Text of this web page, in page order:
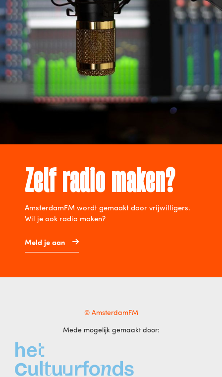
Zelf radio maken?
AmsterdamFM wordt gemaakt door vrijwilligers.
Wil je ook radio maken?
Meld je aan
© AmsterdamFM
Mede mogelijk gemaakt door: